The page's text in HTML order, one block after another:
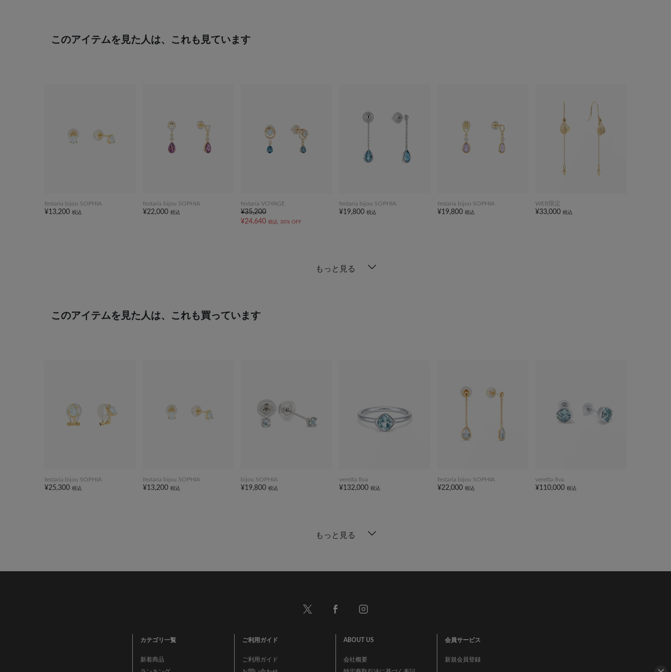
このアイテムを見た人は、これも見ています
festaria bijou SOPHIA
¥13,200 税込
festaria bijou SOPHIA
¥22,000 税込
festaria VOYAGE
¥35,200
¥24,640 税込 30% OFF
festaria bijou SOPHIA
¥19,800 税込
festaria bijou SOPHIA
¥19,800 税込
WEB限定
¥33,000税込
もっと見る
このアイテムを見た人は、これも買っています
festaria bijou SOPHIA
¥25,300 税込
festaria bijou SOPHIA
¥13,200 税込
bijou SOPHIA
¥19,800税込
veretta 8va
¥132,000 税込
festaria bijou SOPHIA
¥22,000 税込
veretta 8va
¥110,000税込
もっと見る
カテゴリ一覧
新着商品
ご利用ガイド
ご利用ガイド
ABOUT US
会社概要
会員サービス
新規会員登録